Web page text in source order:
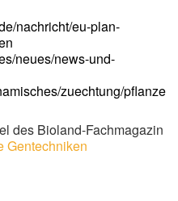
nachricht/eu-plan-
neues/news-und-
zuechtung/pflanze
des Bioland-Fachmagazin
Gentechniken